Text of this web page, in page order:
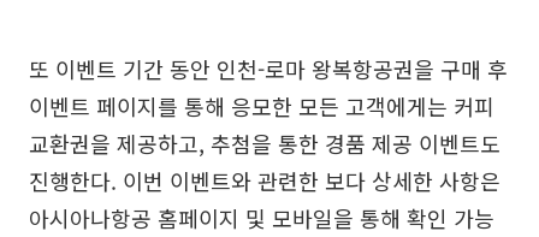
또 이벤트 기간 동안 인천-로마 왕복항공권을 구매 후
이벤트 페이지를 통해 응모한 모든 고객에게는 커피
교환권을 제공하고, 추첨을 통한 경품 제공 이벤트도
진행한다. 이번 이벤트와 관련한 보다 상세한 사항은
아시아나항공 홈페이지 및 모바일을 통해 확인 가능